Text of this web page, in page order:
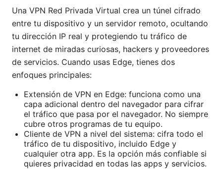
Una VPN Red Privada Virtual crea un túnel cifrado
entre tu dispositivo y un servidor remoto, ocultando
tu dirección IP real y protegiendo tu tráfico de
internet de miradas curiosas, hackers y proveedores
de servicios. Cuando usas Edge, tienes dos
enfoques principales:
Extensión de VPN en Edge: funciona como una
capa adicional dentro del navegador para cifrar
el tráfico que pasa por el navegador. No siempre
cubre otros programas de tu equipo.
Cliente de VPN a nivel del sistema: cifra todo el
tráfico de tu dispositivo, incluido Edge y
cualquier otra app. Es la opción más confiable si
quieres privacidad en todas las apps y servicios.